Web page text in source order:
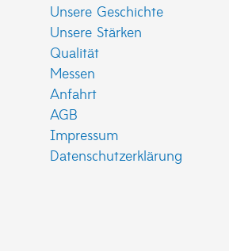
Unsere Geschichte
Unsere Stärken
Qualität
Messen
Anfahrt
AGB
Impressum
Datenschutzerklärung